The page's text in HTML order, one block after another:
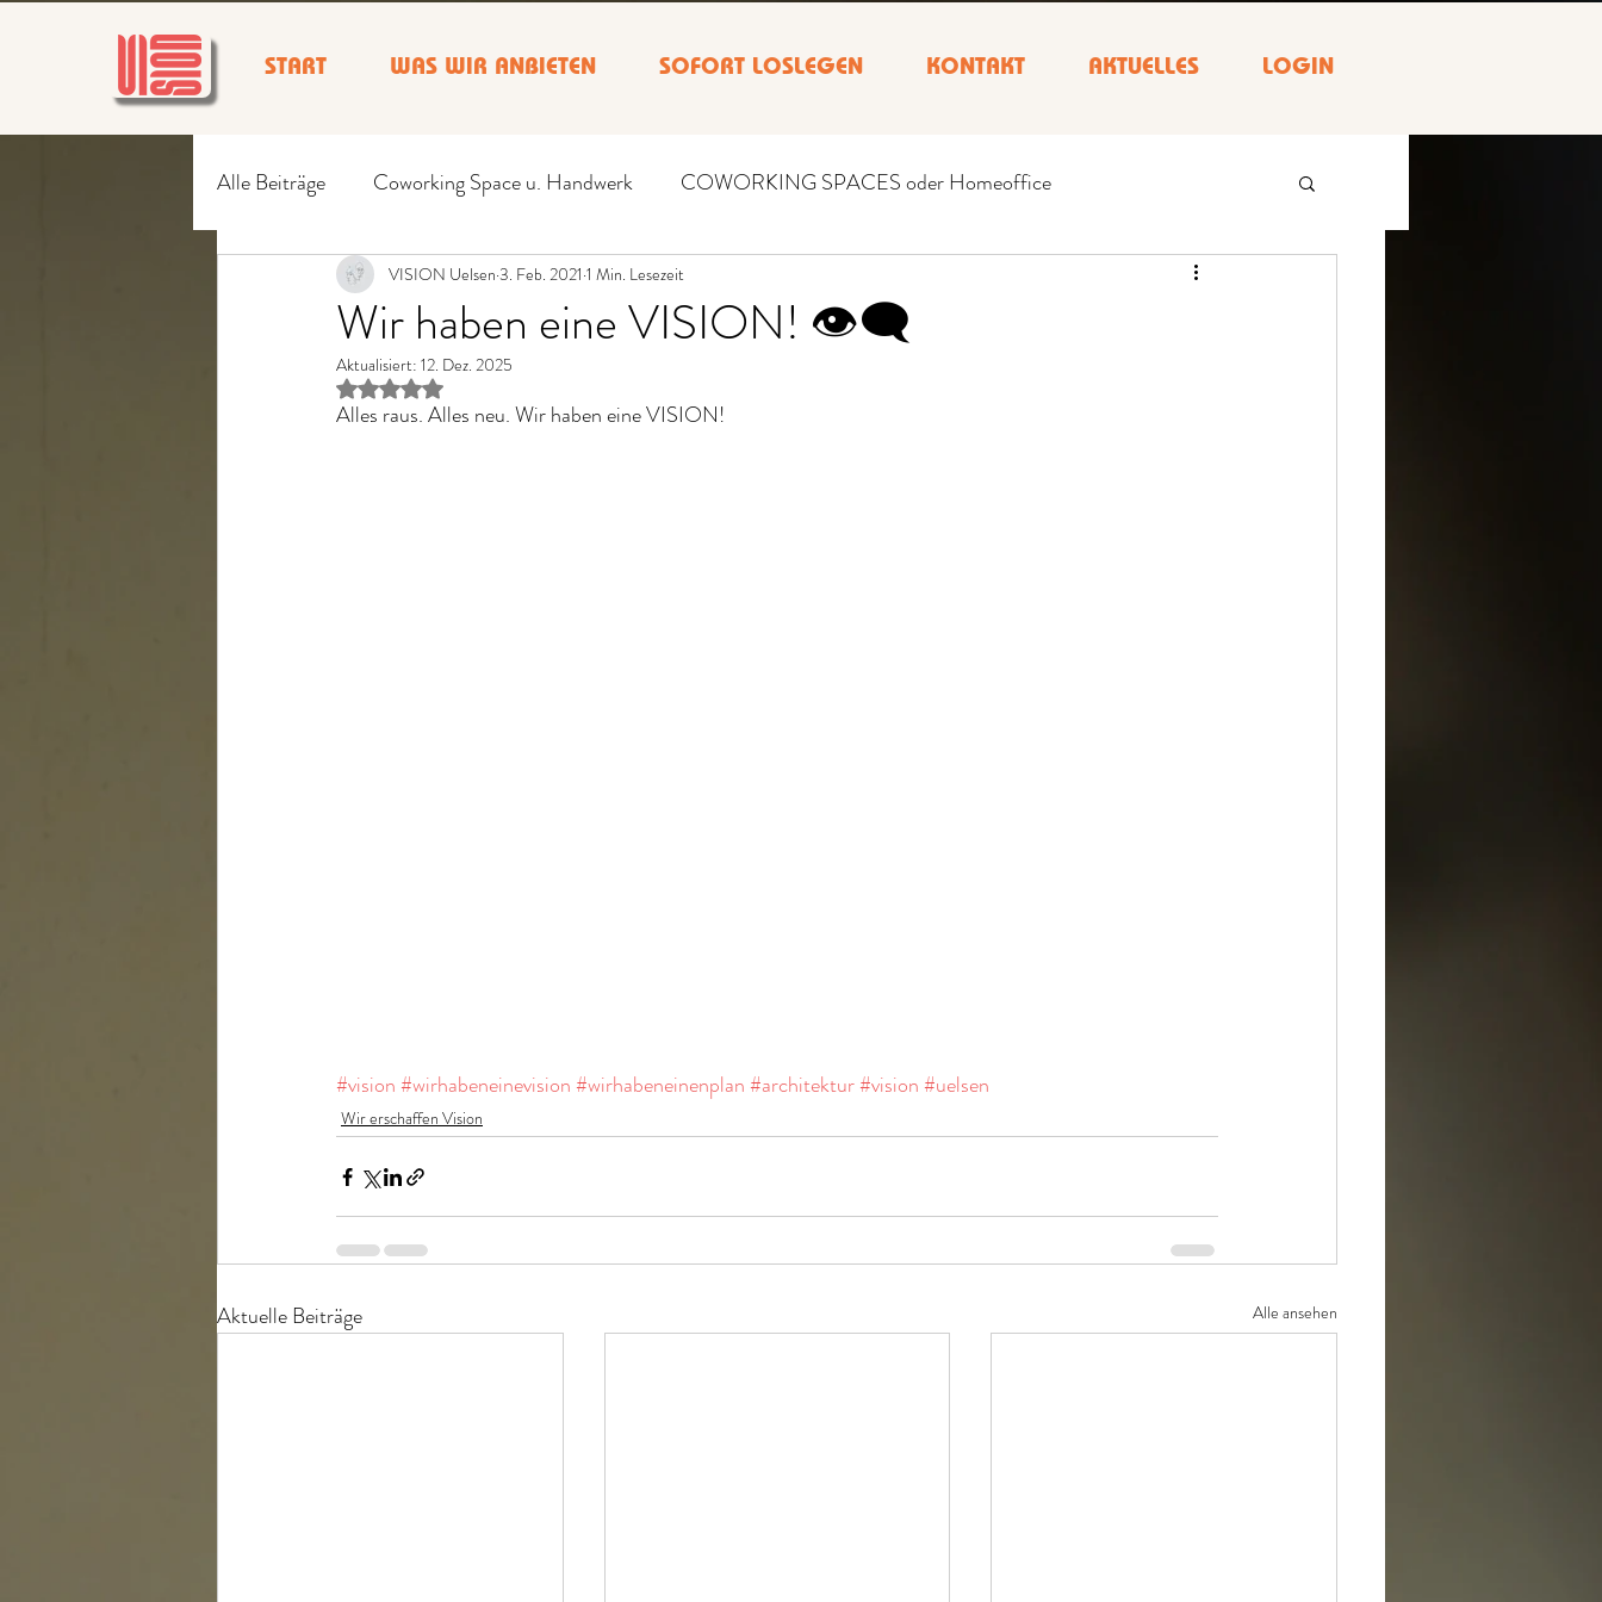
START WAS WIR ANBIETEN SOFORT LOSLEGEN KONTAKT AKTUELLES LOGIN
Alle Beiträge Coworking Space u. Handwerk COWORKING SPACES oder Homeoffice
Wir erschaffen Vision
Wir haben eine VISION! 👁‍🗨
VISION Uelsen 3. Feb. 2021 1 Min. Lesezeit
Aktualisiert: 12. Dez. 2025
Mit NaN von 5 Sternen bewertet.
Alles raus. Alles neu. Wir haben eine VISION!
#vision #wirhabeneinevision #wirhabeneinenplan #architektur#vision #uelsen
Wir erschaffen Vision
Aktuelle Beiträge Alle ansehen